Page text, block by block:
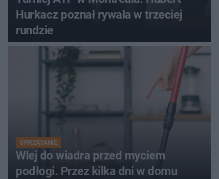
Hurkacz poznał rywala w trzeciej
rundzie
SPRZĄTANIE
Wlej do wiadra przed myciem
podłogi. Przez kilka dni w domu